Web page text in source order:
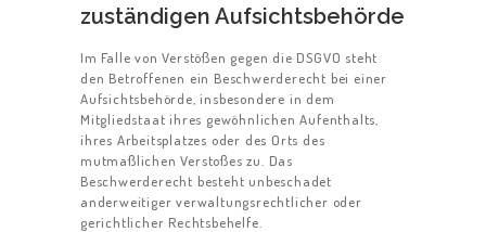
zuständigen Aufsichts­behörde
Im Falle von Verstößen gegen die DSGVO steht
den Betroffenen ein Beschwerderecht bei einer
Aufsichtsbehörde, insbesondere in dem
Mitgliedstaat ihres gewöhnlichen Aufenthalts,
ihres Arbeitsplatzes oder des Orts des
mutmaßlichen Verstoßes zu. Das
Beschwerderecht besteht unbeschadet
anderweitiger verwaltungsrechtlicher oder
gerichtlicher Rechtsbehelfe.